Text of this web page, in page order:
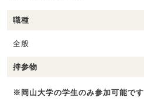
職種
全般
持参物
※岡山大学の学生のみ参加可能です